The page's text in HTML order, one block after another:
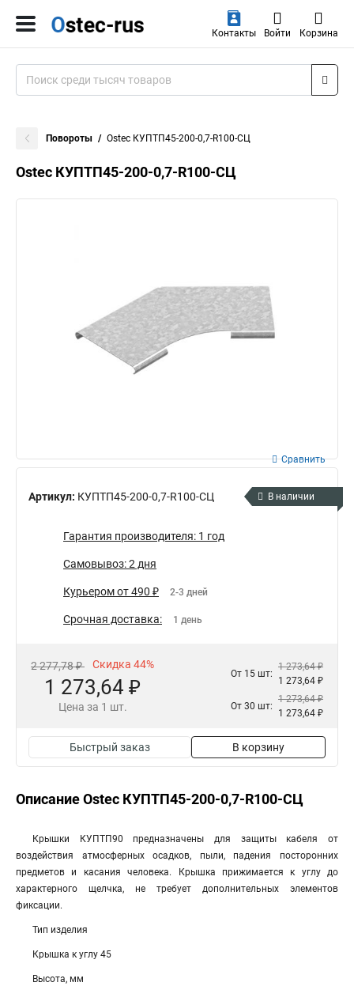
Контакты Войти Корзина
Повороты Ostec КУПТП45-200-0,7-R100-СЦ
Ostec КУПТП45-200-0,7-R100-СЦ
Артикул: КУПТП45-200-0,7-R100-СЦ
Сравнить
В наличии
Гарантия производителя: 1 год
Самовывоз: 2 дня
Курьером от 490 ₽ 2-3 дней
Срочная доставка: 1 день
2 277,78 ₽ Скидка 44%
1 273,64 ₽
Цена за 1 шт.
От 15 шт:
1 273,64 ₽
1 273,64 ₽
От 30 шт:
1 273,64 ₽
1 273,64 ₽
Быстрый заказ В корзину
Описание Ostec КУПТП45-200-0,7-R100-СЦ
Крышки КУПТП90 предназначены для защиты кабеля от
воздействия атмосферных осадков, пыли, падения посторонних
предметов и касания человека. Крышка прижимается к углу до
характерного щелчка, не требует дополнительных элементов
фиксации.
Тип изделия
Крышка к углу 45
Высота, мм